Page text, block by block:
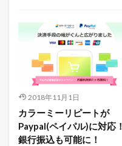
2018年11月1日
カラーミーリピートが
Paypal(ペイパル)に対応！
銀行振込も可能に！